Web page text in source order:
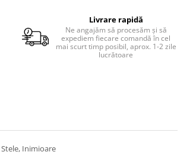
Livrare rapidă
Ne angajăm să procesăm și să
expediem fiecare comandă în cel
mai scurt timp posibil, aprox. 1-2 zile
lucrătoare
Stele, Inimioare